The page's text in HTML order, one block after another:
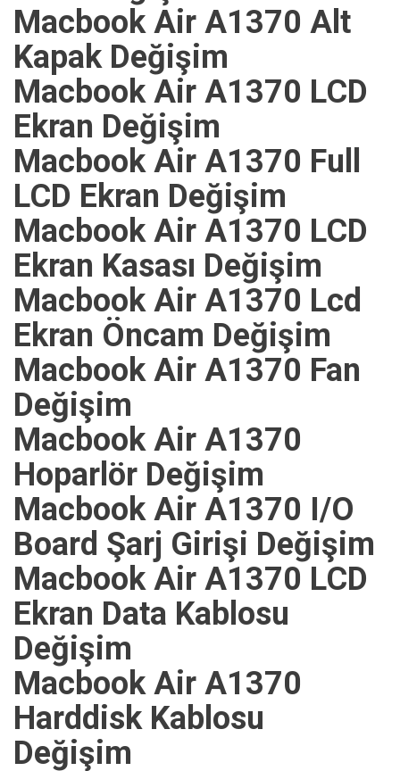
Macbook Air A1370 Alt
Kapak Değişim
Macbook Air A1370 LCD
Ekran Değişim
Macbook Air A1370 Full
LCD Ekran Değişim
Macbook Air A1370 LCD
Ekran Kasası Değişim
Macbook Air A1370 Lcd
Ekran Öncam Değişim
Macbook Air A1370 Fan
Değişim
Macbook Air A1370
Hoparlör Değişim
Macbook Air A1370 I/O
Board Şarj Girişi Değişim
Macbook Air A1370 LCD
Ekran Data Kablosu
Değişim
Macbook Air A1370
Harddisk Kablosu
Değişim